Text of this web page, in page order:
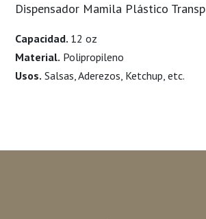
Dispensador Mamila Plástico
Capacidad. 12 oz
Material. Polipropileno
Usos. Salsas, Aderezos, Ketchup, etc.